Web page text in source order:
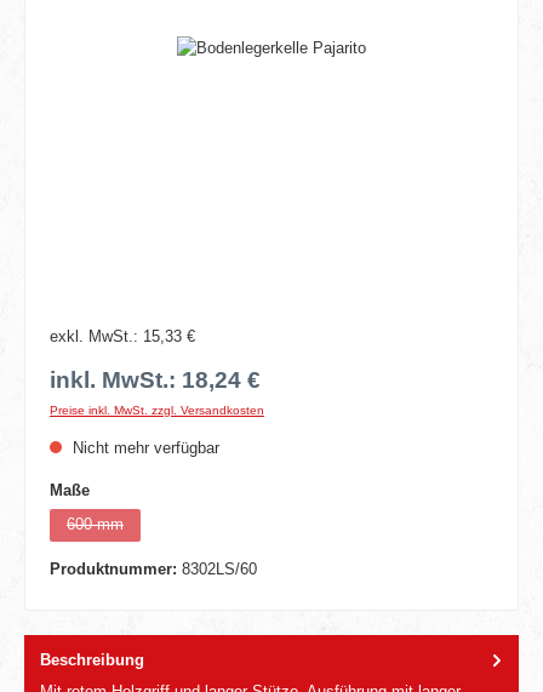
Bildergalerie überspringen
exkl. MwSt.: 15,33 €
inkl. MwSt.: 18,24 €
Preise inkl. MwSt. zzgl. Versandkosten
Nicht mehr verfügbar
Maßeauswählen
600 mm
Produktnummer: 8302LS/60
Beschreibung